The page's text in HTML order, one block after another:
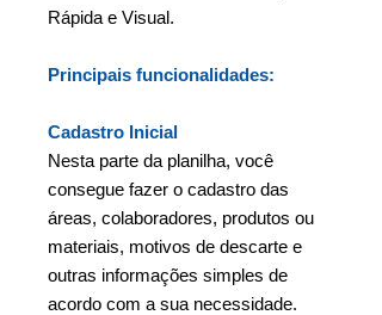
Rápida e Visual.
Principais funcionalidades:
Cadastro Inicial
Nesta parte da planilha, você
consegue fazer o cadastro das
áreas, colaboradores, produtos ou
materiais, motivos de descarte e
outras informações simples de
acordo com a sua necessidade.